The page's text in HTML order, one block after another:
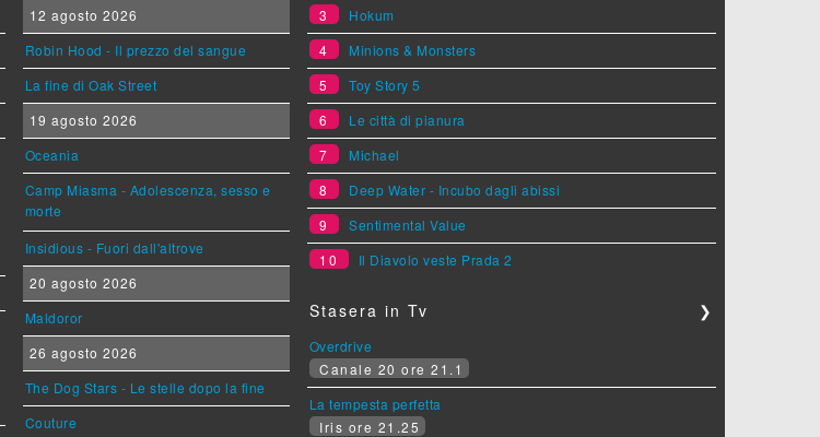
12 agosto 2026
Robin Hood - Il prezzo del sangue
La fine di Oak Street
19 agosto 2026
Oceania
Camp Miasma - Adolescenza, sesso e
morte
Insidious - Fuori dall'altrove
20 agosto 2026
Maldoror
26 agosto 2026
The Dog Stars - Le stelle dopo la fine
Couture
3
Hokum
4
Minions & Monsters
5
Toy Story 5
6
Le città di pianura
7
Michael
8
Deep Water - Incubo dagli abissi
9
Sentimental Value
10
Il Diavolo veste Prada 2
Stasera in Tv ❯
Overdrive
Canale 20 ore 21.1
La tempesta perfetta
Iris ore 21.25